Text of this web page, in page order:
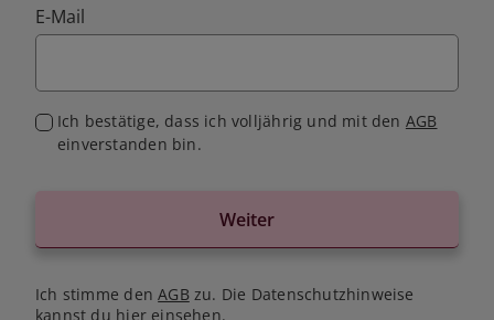
E-Mail
Ich bestätige, dass ich volljährig und mit den AGB
einverstanden bin.
Weiter
Ich stimme denAGB zu. Die Datenschutzhinweise
kannst du hiereinsehen.